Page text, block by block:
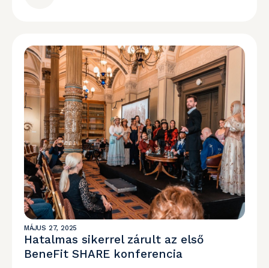
MÁJUS 27, 2025
Hatalmas sikerrel zárult az első
BeneFit SHARE konferencia